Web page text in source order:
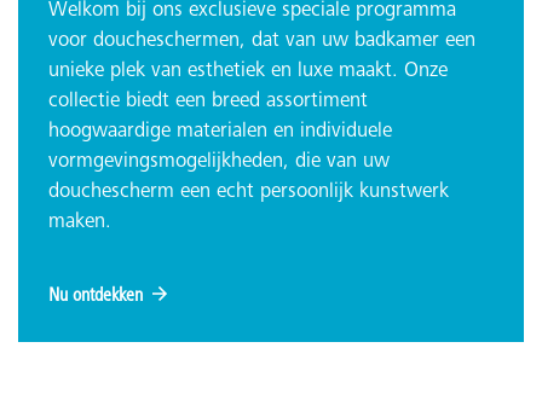
Welkom bij ons exclusieve speciale programma
voor doucheschermen, dat van uw badkamer een
unieke plek van esthetiek en luxe maakt. Onze
collectie biedt een breed assortiment
hoogwaardige materialen en individuele
vormgevingsmogelijkheden, die van uw
douchescherm een echt persoonlijk kunstwerk
maken.
Nu ontdekken